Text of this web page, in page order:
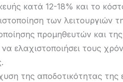
κατά 12-18% και το
των λειτουργιών
προμηθευτών και
να ελαχιστοποιήσει τους
της αποδοτικότητας της